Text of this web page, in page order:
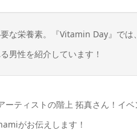
な栄養素。『Vitamin Day』で
男性を紹介しています！
ーティストの階上 拓真さん！イ
がお伝えします！